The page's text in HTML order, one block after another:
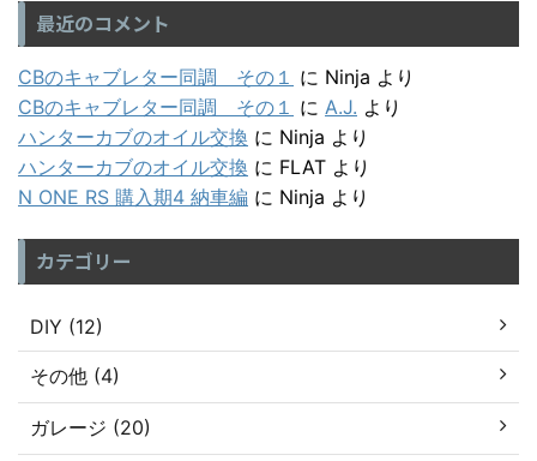
最近のコメント
CBのキャブレター同調 その１ に Ninja より
CBのキャブレター同調 その１ に A.J. より
ハンターカブのオイル交換 に Ninja より
ハンターカブのオイル交換 に FLAT より
N ONE RS 購入期4 納車編 に Ninja より
カテゴリー
DIY (12)
その他 (4)
ガレージ (20)